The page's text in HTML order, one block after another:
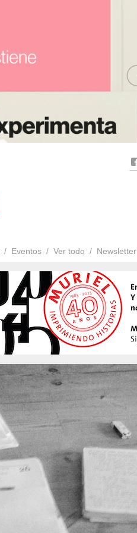
Eventos Ver todo Newsletter